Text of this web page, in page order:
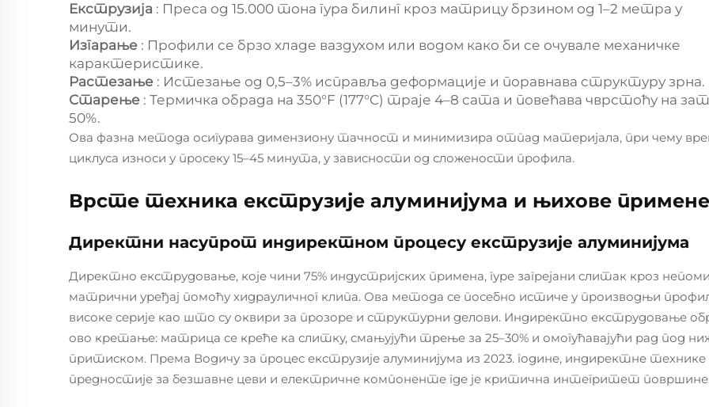
Екструзија : Преса од 15.000 тона гура билинг кроз матрицу брзином од 1–2 метра у
минути.
Изгарање : Профили се брзо хладе ваздухом или водом како би се очувале механичке
карактеристике.
Растезање : Истезање од 0,5–3% исправља деформације и поравнава структуру зрна.
Старење : Термичка обрада на 350°F (177°C) траје 4–8 сата и повећава чврстоћу на
50%.
Ова фазна метода осигурава димензиону тачност и минимизира отпад материјала, при чему
циклуса износи у просеку 15–45 минута, у зависности од сложености профила.
Врсте техника екструзије алуминијума и њихове примене
Директни насупрот индиректном процесу екструзије алуминијума
Директно екструдовање, које чини 75% индустријских примена, гуре загрејани слитак кроз
матрични уређај помоћу хидрауличног клипа. Ова метода се посебно истиче у производњи
високе серије као што су оквири за прозоре и структурни делови. Индиректно екструдовање
ово кретање: матрица се креће ка слитку, смањујући трење за 25–30% и омогућавајући рад под
притиском. Према Водичу за процес екструзије алуминијума из 2023. године, индиректне технике
предностије за безшавне цеви и електричне компоненте где је критична интегритет